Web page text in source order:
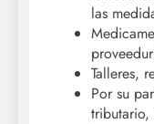
las
Talleres,
Por su